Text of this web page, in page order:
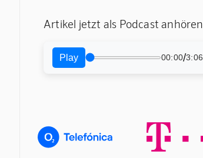
Artikel jetzt als Podcast anhören
Play 00:00/3:06